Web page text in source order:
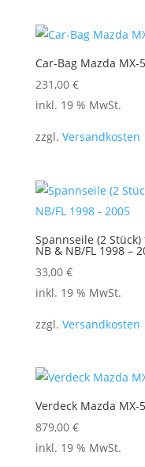
Car-Bag Mazda MX-
231,00 €
inkl. 19 % MwSt.
zzgl. Versandkosten
Spannseile (2
NB & NB/FL 1998 –
33,00 €
inkl. 19 % MwSt.
zzgl. Versandkosten
Verdeck Mazda MX-
879,00 €
inkl. 19 % MwSt.